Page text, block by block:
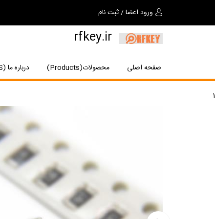
ورود اعضا/ثبت نام
rfkey.ir
صفحه اصلی محصولات(Products) درباره ما (About US)
1